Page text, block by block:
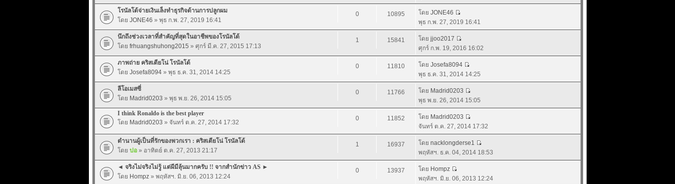
โรนัลโด้จ่ายเงินเล็งทำธุรกิจด้านการปลูกผม
โดย JONE46 » พุธ ก.พ. 27, 2019 16:41
0 10895 โดย JONE46
พุธ ก.พ. 27, 2019 16:41
นึกถึงช่วงเวลาที่สำคัญที่สุดในอาชีพของโรนัลโด้
โดย frhuangshuhong2015 » ศุกร์ มี.ค. 27, 2015 17:13
1 15841 โดย jjoo2017
ศุกร์ ก.พ. 19, 2016 16:02
ภาพถ่าย คริสเตียโน่ โรนัลโด้
โดย Josefa8094» พุธ ธ.ค. 31, 2014 14:25
0 11810 โดย Josefa8094
พุธ ธ.ค. 31, 2014 14:25
ลีโอเมสซี่
โดย Madrid0203 » พุธ พ.ย. 26, 2014 15:05
0 11766 โดย Madrid0203
พุธ พ.ย. 26, 2014 15:05
I think Ronaldo is the best player
โดย Madrid0203 » จันทร์ ต.ค. 27, 2014 17:32
0 11852 โดย Madrid0203
จันทร์ ต.ค. 27, 2014 17:32
ตำนานผู้เป็นที่รักของพวกเรา : คริสเตียโน่ โรนัลโด้
โดย ปอ» อาทิตย์ ต.ค. 27, 2013 21:17
1 16937 โดย nacklongderse1
พฤหัสฯ. ธ.ค. 04, 2014 18:53
◄ จริงไม่จริงไม่รู้ แต่ผีมีลุ้นมากครับ !! จากสำนักข่าว AS ►
โดย Hompz» พฤหัสฯ. มิ.ย. 06, 2013 12:24
0 13937 โดย Hompz
พฤหัสฯ. มิ.ย. 06, 2013 12:24